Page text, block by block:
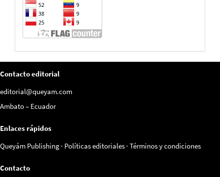
Contacto editorial
editorial@queyam.com
Ambato – Ecuador
Enlaces rápidos
Queyám Publishing · Políticas editoriales · Términos y condiciones
Contacto